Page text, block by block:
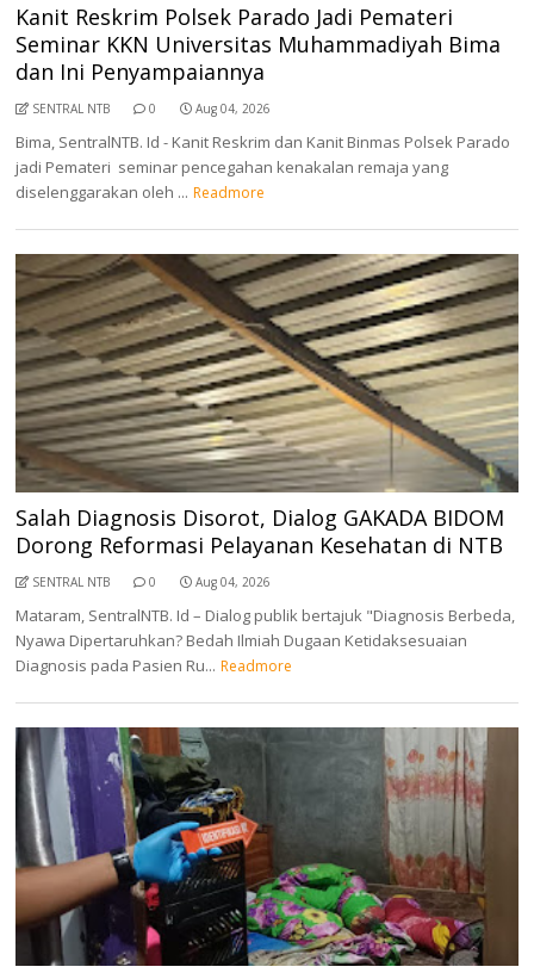
Kanit Reskrim Polsek Parado Jadi Pemateri
Seminar KKN Universitas Muhammadiyah Bima
dan Ini Penyampaiannya
SENTRAL NTB 0 Aug 04, 2026
Bima, SentralNTB. Id - Kanit Reskrim dan Kanit Binmas Polsek Parado
jadi Pemateri seminar pencegahan kenakalan remaja yang
diselenggarakan oleh ... Readmore
Salah Diagnosis Disorot, Dialog GAKADA BIDOM
Dorong Reformasi Pelayanan Kesehatan di NTB
SENTRAL NTB 0 Aug 04, 2026
Mataram, SentralNTB. Id – Dialog publik bertajuk "Diagnosis Berbeda,
Nyawa Dipertaruhkan? Bedah Ilmiah Dugaan Ketidaksesuaian
Diagnosis pada Pasien Ru... Readmore